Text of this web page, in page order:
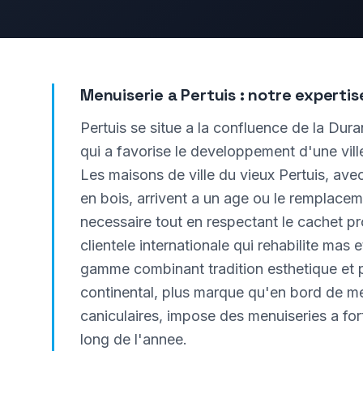
Menuiserie aPertuis : notre
Pertuis se situe a la confluence de la
qui a favorise le developpement d'une
Les maisons de ville du vieux Pertuis,
en bois, arrivent a un age ou le
necessaire tout en respectant le cachet
clientele internationale qui rehabilite mas
gamme combinant tradition esthetique
continental, plus marque qu'en bord de
caniculaires, impose des menuiseries a
long de l'annee.